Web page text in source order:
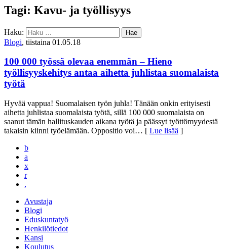
Tagi: Kavu- ja työllisyys
Haku:
Blogi, tiistaina 01.05.18
100 000 työssä olevaa enemmän – Hieno
työllisyyskehitys antaa aihetta juhlistaa suomalaista
työtä
Hyvää vappua! Suomalaisen työn juhla! Tänään onkin erityisesti
aihetta juhlistaa suomalaista työtä, sillä 100 000 suomalaista on
saanut tämän hallituskauden aikana työtä ja päässyt työttömyydestä
takaisin kiinni työelämään. Oppositio voi… [ Lue lisää ]
b
a
x
r
,
Avustaja
Blogi
Eduskuntatyö
Henkilötiedot
Kansi
Koulutus